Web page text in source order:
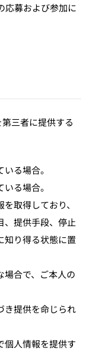
応募および参加に
三者に提供する
る場合。
る場合。
取得しており、
、提供手段、停止
知り得る状態に置
場合で、ご本人の
き提供を命じられ
個人情報を提供す